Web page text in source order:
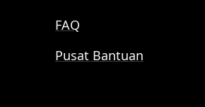
FAQ
Pusat Bantuan